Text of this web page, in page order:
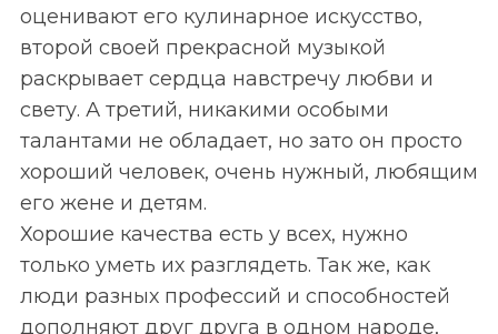
оценивают его кулинарное искусство,
второй своей прекрасной музыкой
раскрывает сердца навстречу любви и
свету. А третий, никакими особыми
талантами не обладает, но зато он просто
хороший человек, очень нужный, любящим
его жене и детям.
Хорошие качества есть у всех, нужно
только уметь их разглядеть. Так же, как
люди разных профессий и способностей
дополняют друг друга в одном народе,
h
r
: